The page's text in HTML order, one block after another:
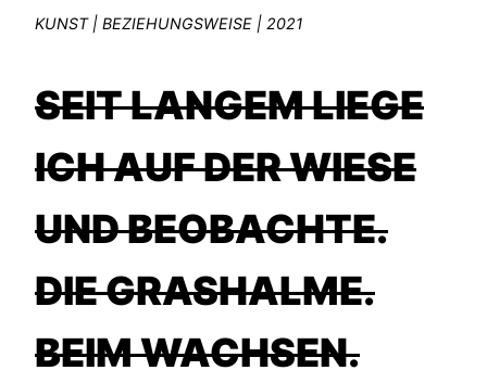
KUNST | BEZIEHUNGSWEISE | 2021
SEIT LANGEM LIEGE
ICH AUF DER WIESE
UND BEOBACHTE.
DIE GRASHALME.
BEIM WACHSEN.